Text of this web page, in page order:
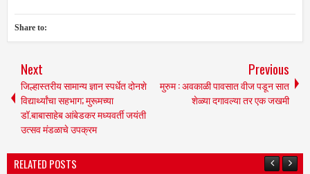
Share to:
Next
जिल्हास्तरीय सामान्य ज्ञान स्पर्धेत दोनशे
विद्यार्थ्यांचा सहभाग; मुरूमच्या
डॉ.बाबासाहेब आंबेडकर मध्यवर्ती जयंती
उत्सव मंडळाचे उपक्रम
Previous
मुरुम : अवकाळी पावसात वीज पडून सात
शेळ्या दगावल्या तर एक जखमी
RELATED POSTS